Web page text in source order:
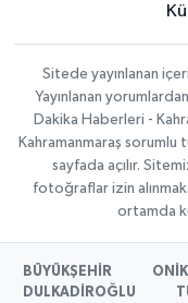
Sitede yayınlanan
Yayınlanan
Dakika Haberleri -
Kahramanmaraş
sayfada açılır.
fotoğraflar izin
ortamda
BÜYÜKŞEHİR
DULKADİROĞLU